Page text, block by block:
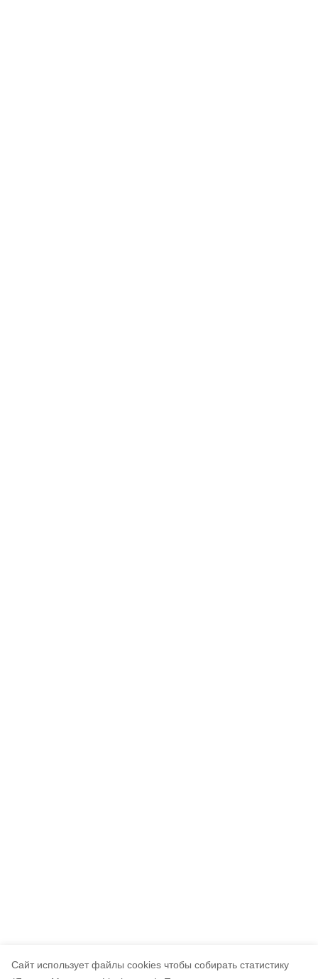
Cайт использует файлы cookies чтобы собирать статистику